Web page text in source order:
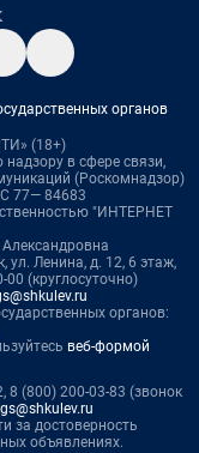
органов
(18+)
в сфере связи,
(Роскомнадзор)
77— 84683
"ИНТЕРНЕТ
ул. Ленина, д. 12, 6 этаж,
(круглосуточно)
органов:
веб-формой
8 (800) 200-03-83 (звонок
за достоверность
объявлениях.